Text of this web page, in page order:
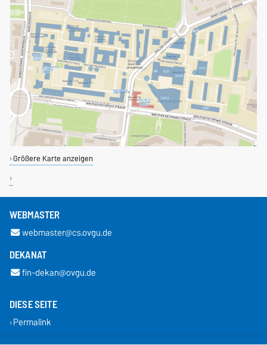
Größere Karte anzeigen
WEBMASTER
webmaster@cs.ovgu.de
DEKANAT
fin-dekan@ovgu.de
DIESE SEITE
Permalink